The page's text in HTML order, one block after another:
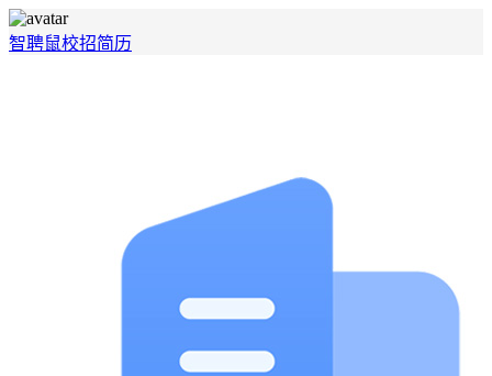
智聘鼠校招简历